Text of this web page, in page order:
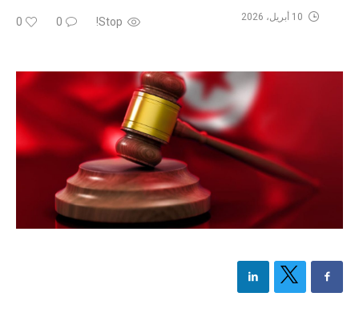
Stop!
0
0 10 أبريل، 2026